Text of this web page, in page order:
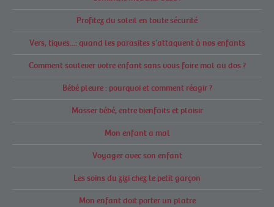
Profitez du soleil en toute sécurité
Vers, tiques...: quand les parasites s'attaquent à nos enfants
Comment soulever votre enfant sans vous faire mal au dos ?
Bébé pleure : pourquoi et comment réagir ?
Masser bébé, entre bienfaits et plaisir
Mon enfant a mal
Voyager avec son enfant
Les soins du zizi chez le petit garçon
Mon enfant doit porter un platre